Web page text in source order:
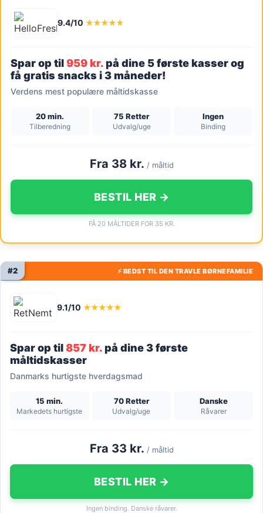
9.4/10 ★★★★★
Spar op til959 kr.på dine 5 første kasser og
få gratis snacks i 3 måneder!
Verdens mest populære måltidskasse
20 min.
Tilberedning
75 Retter
Udvalg/uge
Ingen
Binding
Fra 38 kr. / måltid
BESTIL HER →
FÅ 20 MÅLTIDER FOR 35 KR.
⚡ BEDST TIL DEN TRAVLE BØRNEFAMILIE
#2
9.1/10 ★★★★★
Spar op til857 kr.på dine 3 første
måltidskasser
Danmarks hurtigste hverdagsmad
15 min.
Markedets hurtigste
70 Retter
Udvalg/uge
Danske
Råvarer
Fra 33 kr. / måltid
BESTIL HER →
Ingen binding. Danske råvarer.